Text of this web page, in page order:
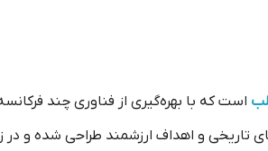
است که با بهره‌گیری از فناوری چند
و اهداف ارزشمند طراحی شده و در